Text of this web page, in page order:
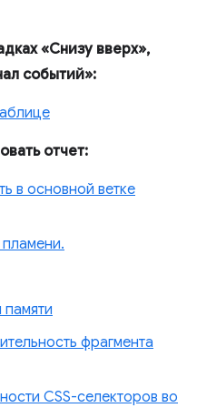
«Снизу вверх»,
событий»:
отчет:
в основной ветке
фрагмента
CSS-селекторов во